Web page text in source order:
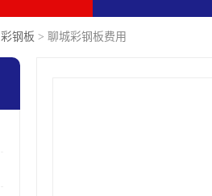
彩钢板 > 聊城彩钢板费用